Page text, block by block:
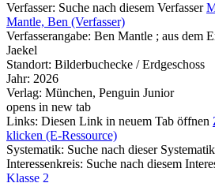
Verfasser: Suche nach diesem Verfasser
Mantle, Ben (Verfasser)
Verfasserangabe: Ben Mantle ; aus dem
Jaekel
Standort: Bilderbuchecke / Erdgeschoss
Jahr: 2026
Verlag: München, Penguin Junior
opens in new tab
Links: Diesen Link in neuem Tab öffnen
klicken (E-Ressource)
Systematik: Suche nach dieser Systematik
Interessenkreis: Suche nach diesem
Klasse 2